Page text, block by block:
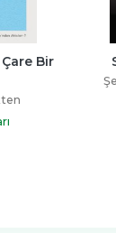
Adam
Aydemir
Kitabevi